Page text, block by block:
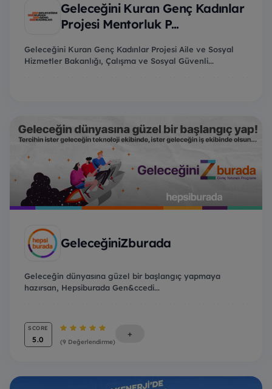
Geleceğini Kuran Genç Kadınlar
Projesi Mentorluk P...
Geleceğini Kuran Genç Kadınlar Projesi Aile ve Sosyal
Hizmetler Bakanlığı, Çalışma ve Sosyal Güvenli...
GeleceğiniZburada
Geleceğin dünyasına güzel bir başlangıç yapmaya
hazırsan, Hepsiburada Gen&ccedi...
SCORE
5.0 (9 Değerlendirme)
+